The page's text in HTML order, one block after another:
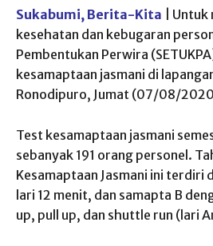
Sukabumi, Berita-Kita |
kesehatan dan kebugaran
Pembentukan Perwira
kesamaptaan jasmani di
Ronodipuro, Jumat (07/08/
Test kesamaptaan jasmani
sebanyak 191 orang personel.
Kesamaptaan Jasmani ini terdiri
lari 12 menit, dan samapta B
up, pull up, dan shuttle run (lari